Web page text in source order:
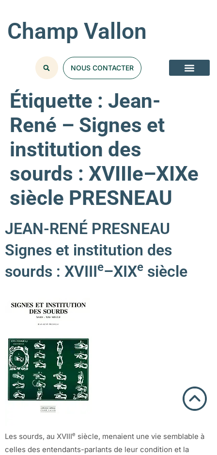
Champ Vallon
NOUS CONTACTER
Étiquette : Jean-
René – Signes et
institution des
sourds : XVIIIe–XIXe
siècle PRESNEAU
JEAN-RENÉ PRESNEAU
Signes et institution des
sourds : XVIIIe–XIXe siècle
Les sourds, au XVIIIe siècle, menaient une vie semblable à
celles des entendants-parlants de leur condition et la